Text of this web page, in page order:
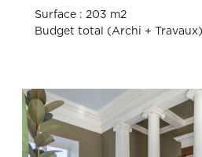
Surface : 203 m2
Budget total (Archi +